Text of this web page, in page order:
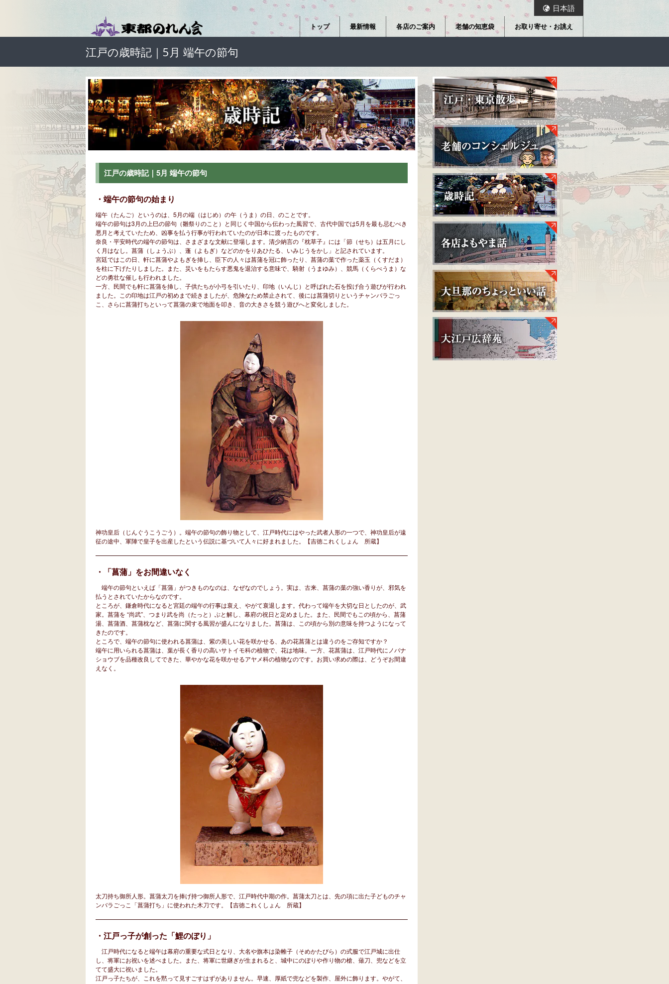
日本語
トップ 最新情報 各店のご案内 老舗の知恵袋 お取り寄せ・お誂え
江戸の歳時記｜5月 端午の節句
江戸の歳時記｜5月 端午の節句
・端午の節句の始まり
端午（たんご）というのは、5月の端（はじめ）の午（うま）の日、のことです。
端午の節句は3月の上巳の節句（雛祭りのこと）と同じく中国から伝わった風習で、古代中国では5月を最も忌むべき
悪月と考えていたため、凶事を払う行事が行われていたのが日本に渡ったものです。
奈良・平安時代の端午の節句は、さまざまな文献に登場します。清少納言の『枕草子』には「節（せち）は五月にし
く月はなし。菖蒲（しょうぶ）、蓬（よもぎ）などのかをりあひたる、いみじうをかし」と記されています。
宮廷ではこの日、軒に菖蒲やよもぎを挿し、臣下の人々は菖蒲を冠に飾ったり、菖蒲の葉で作った薬玉（くすだま）
を柱に下げたりしました。また、災いをもたらす悪鬼を退治する意味で、騎射（うまゆみ）、競馬（くらべうま）な
どの勇壮な催しも行われました。
一方、民間でも軒に菖蒲を挿し、子供たちが小弓を引いたり、印地（いんじ）と呼ばれた石を投げ合う遊びが行われ
ました。この印地は江戸の初めまで続きましたが、危険なため禁止されて、後には菖蒲切りというチャンバラごっ
こ、さらに菖蒲打ちといって菖蒲の束で地面を叩き、音の大きさを競う遊びへと変化しました。
神功皇后（じんぐうこうごう）。端午の節句の飾り物として、江戸時代にはやった武者人形の一つで、神功皇后が遠
征の途中、軍陣で皇子を出産したという伝説に基づいて人々に好まれました。【吉徳これくしょん 所蔵】
・「菖蒲」をお間違いなく
端午の節句といえば「菖蒲」がつきものなのは、なぜなのでしょう。実は、古来、菖蒲の葉の強い香りが、邪気を
払うとされていたからなのです。
ところが、鎌倉時代になると宮廷の端午の行事は衰え、やがて衰退します。代わって端午を大切な日としたのが、武
家。菖蒲を “尚武”、つまり武を尚（たっと）ぶと解し、幕府の祝日と定めました。また、民間でもこの頃から、菖蒲
湯、菖蒲酒、菖蒲枕など、菖蒲に関する風習が盛んになりました。菖蒲は、この頃から別の意味を持つようになって
きたのです。
ところで、端午の節句に使われる菖蒲は、紫の美しい花を咲かせる、あの花菖蒲とは違うのをご存知ですか？
端午に用いられる菖蒲は、葉が長く香りの高いサトイモ科の植物で、花は地味。一方、花菖蒲は、江戸時代にノバナ
ショウブを品種改良してできた、華やかな花を咲かせるアヤメ科の植物なのです。お買い求めの際は、どうぞお間違
えなく。
太刀持ち御所人形。菖蒲太刀を捧げ持つ御所人形で、江戸時代中期の作。菖蒲太刀とは、先の項に出た子どものチャ
ンバラごっこ「菖蒲打ち」に使われた木刀です。【吉徳これくしょん 所蔵】
・江戸っ子が創った「鯉のぼり」
江戸時代になると端午は幕府の重要な式日となり、大名や旗本は染帷子（そめかたびら）の式服で江戸城に出仕
し、将軍にお祝いを述べました。また、将軍に世継ぎが生まれると、城中にのぼりや作り物の槍、薙刀、兜などを立
てて盛大に祝いました。
江戸っ子たちが、これを黙って見すごすはずがありません。早速、厚紙で兜などを製作、屋外に飾ります。やがて、